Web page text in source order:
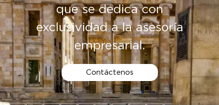
que se dedica con
exclusividad a la asesoría
empresarial.
Contáctenos